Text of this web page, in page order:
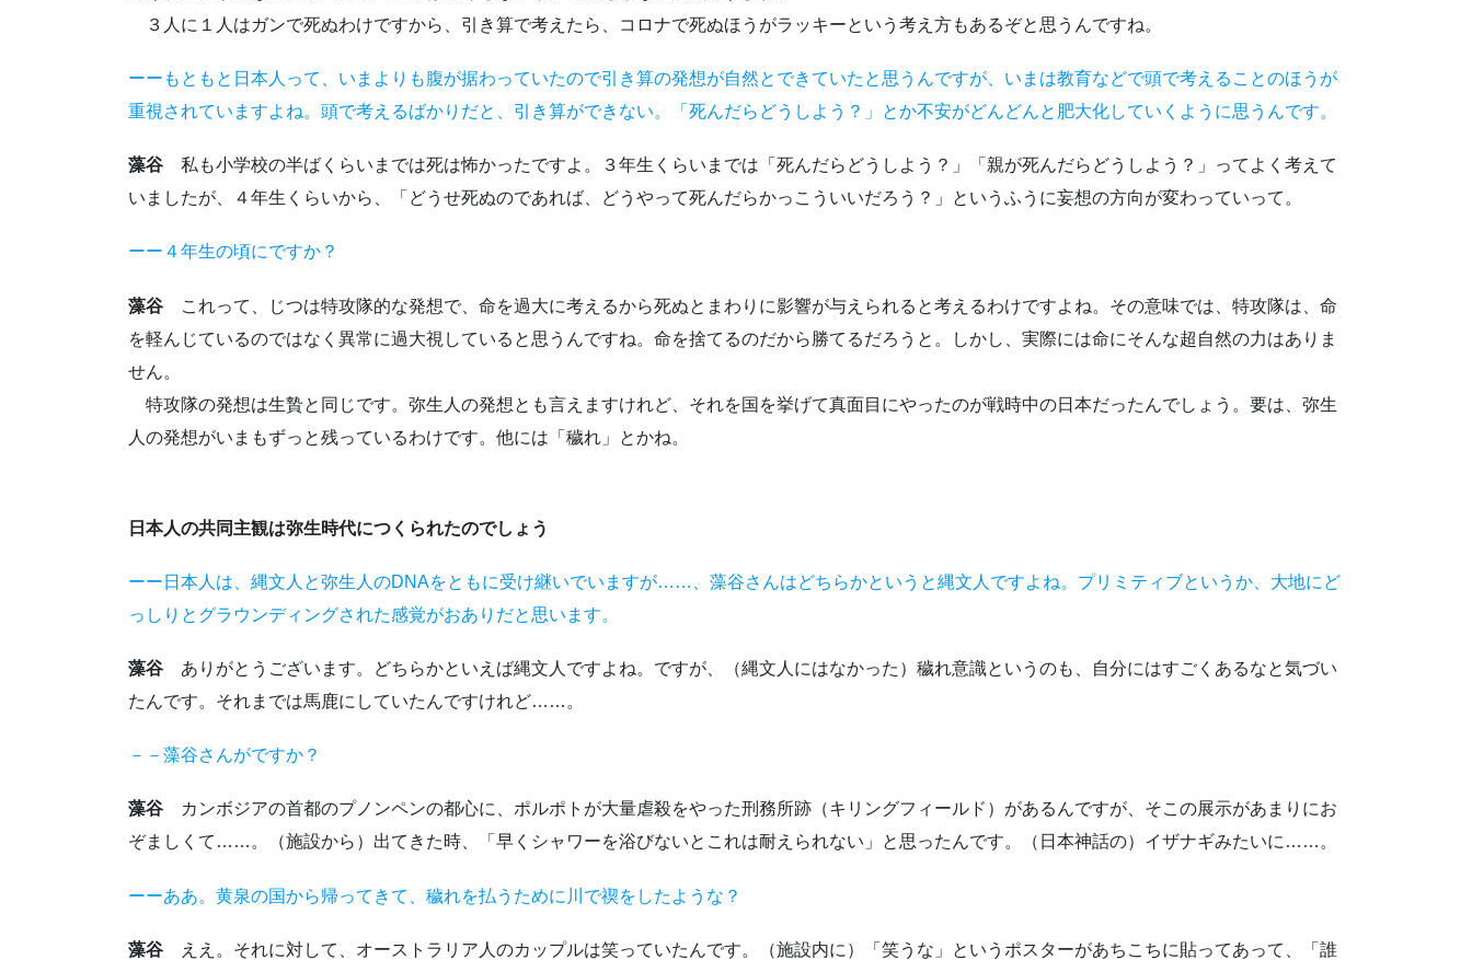
３人に１人はガンで死ぬわけですから、引き算で考えたら、コロナで死ぬほうがラッキーという考え方もあるぞと思うんですね。
ーーもともと日本人って、いまよりも腹が据わっていたので引き算の発想が自然とできていたと思うんですが、いまは教育などで頭で考えることのほうが
重視されていますよね。頭で考えるばかりだと、引き算ができない。「死んだらどうしよう？」とか不安がどんどんと肥大化していくように思うんです。
藻谷 私も小学校の半ばくらいまでは死は怖かったですよ。３年生くらいまでは「死んだらどうしよう？」「親が死んだらどうしよう？」ってよく考えて
いましたが、４年生くらいから、「どうせ死ぬのであれば、どうやって死んだらかっこういいだろう？」というふうに妄想の方向が変わっていって。
ーー４年生の頃にですか？
藻谷 これって、じつは特攻隊的な発想で、命を過大に考えるから死ぬとまわりに影響が与えられると考えるわけですよね。その意味では、特攻隊は、命
を軽んじているのではなく異常に過大視していると思うんですね。命を捨てるのだから勝てるだろうと。しかし、実際には命にそんな超自然の力はありま
せん。
特攻隊の発想は生贄と同じです。弥生人の発想とも言えますけれど、それを国を挙げて真面目にやったのが戦時中の日本だったんでしょう。要は、弥生
人の発想がいまもずっと残っているわけです。他には「穢れ」とかね。
日本人の共同主観は弥生時代につくられたのでしょう
ーー日本人は、縄文人と弥生人のDNAをともに受け継いでいますが……、藻谷さんはどちらかというと縄文人ですよね。プリミティブというか、大地にど
っしりとグラウンディングされた感覚がおありだと思います。
藻谷 ありがとうございます。どちらかといえば縄文人ですよね。ですが、（縄文人にはなかった）穢れ意識というのも、自分にはすごくあるなと気づい
たんです。それまでは馬鹿にしていたんですけれど……。
－－藻谷さんがですか？
藻谷 カンボジアの首都のプノンペンの都心に、ポルポトが大量虐殺をやった刑務所跡（キリングフィールド）があるんですが、そこの展示があまりにお
ぞましくて……。（施設から）出てきた時、「早くシャワーを浴びないとこれは耐えられない」と思ったんです。（日本神話の）イザナギみたいに……。
ーーああ。黄泉の国から帰ってきて、穢れを払うために川で禊をしたような？
藻谷 ええ。それに対して、オーストラリア人のカップルは笑っていたんです。（施設内に）「笑うな」というポスターがあちこちに貼ってあって、「誰